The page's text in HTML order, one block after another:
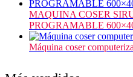
MAQUINA COSER
PROGRAMABLE
Máquina coser